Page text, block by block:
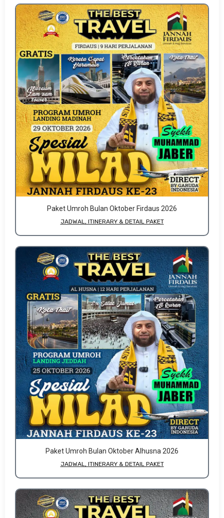
Paket Umroh Bulan Oktober Firdaus 2026
JADWAL, ITINERARY & DETAIL PAKET
Paket Umroh Bulan Oktober Alhusna 2026
JADWAL, ITINERARY & DETAIL PAKET